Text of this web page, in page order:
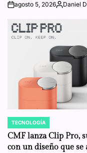
onagosto 5, 2026Posted
Daniel
POSTED
IN
TECNOLOGÍA
CMF lanza Clip Pro,
con un diseño que se